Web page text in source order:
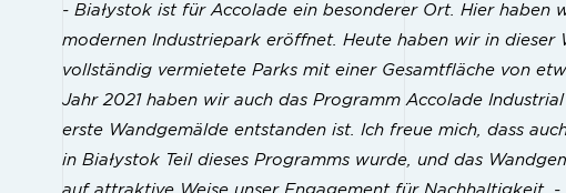
- Białystok ist für Accolade ein besonderer Ort. Hier haben
modernen Industriepark eröffnet. Heute haben wir in dieser
vollständig vermietete Parks mit einer Gesamtfläche von
Jahr 2021 haben wir auch das Programm Accolade
erste Wandgemälde entstanden ist. Ich freue mich, dass
in Białystok Teil dieses Programms wurde, und das